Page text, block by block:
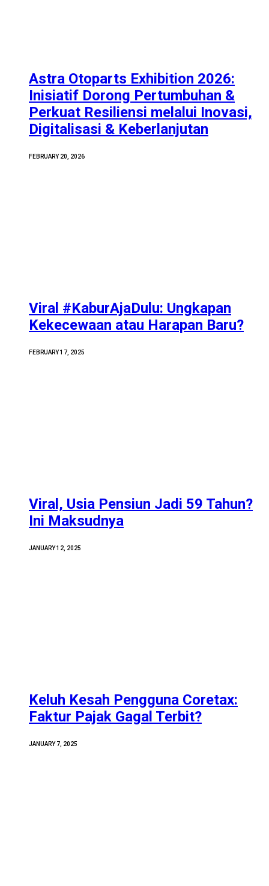
Astra Otoparts Exhibition 2026:
Inisiatif Dorong Pertumbuhan &
Perkuat Resiliensi melalui Inovasi,
Digitalisasi & Keberlanjutan
FEBRUARY 20, 2026
Viral #KaburAjaDulu: Ungkapan
Kekecewaan atau Harapan Baru?
FEBRUARY 17, 2025
Viral, Usia Pensiun Jadi 59 Tahun?
Ini Maksudnya
JANUARY 12, 2025
Keluh Kesah Pengguna Coretax:
Faktur Pajak Gagal Terbit?
JANUARY 7, 2025